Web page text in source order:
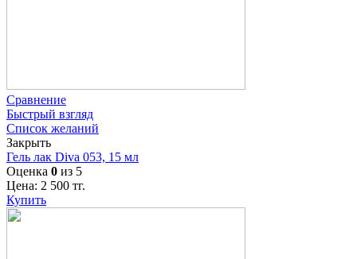
Сравнение
Быстрый взгляд
Список желаний
Закрыть
Гель лак Diva 053, 15 мл
Оценка 0 из 5
Цена: 2 500 тг.
Купить